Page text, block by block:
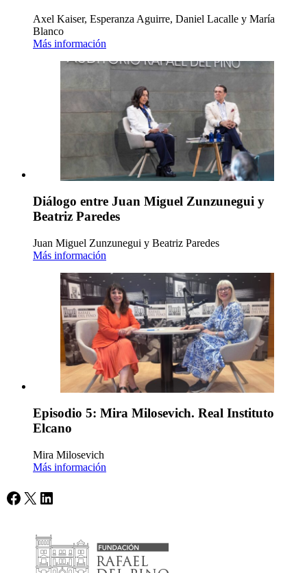
Axel Kaiser, Esperanza Aguirre, Daniel Lacalle y María
Blanco
Más información
Diálogo entre Juan Miguel Zunzunegui y
Beatriz Paredes
Juan Miguel Zunzunegui y Beatriz Paredes
Más información
Episodio 5: Mira Milosevich. Real Instituto
Elcano
Mira Milosevich
Más información
Facebook
X LinkedIn